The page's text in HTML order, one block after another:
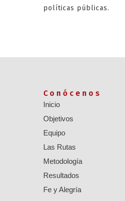
políticas públicas.
Conócenos
Inicio
Objetivos
Equipo
Las Rutas
Metodología
Resultados
Fe y Alegría